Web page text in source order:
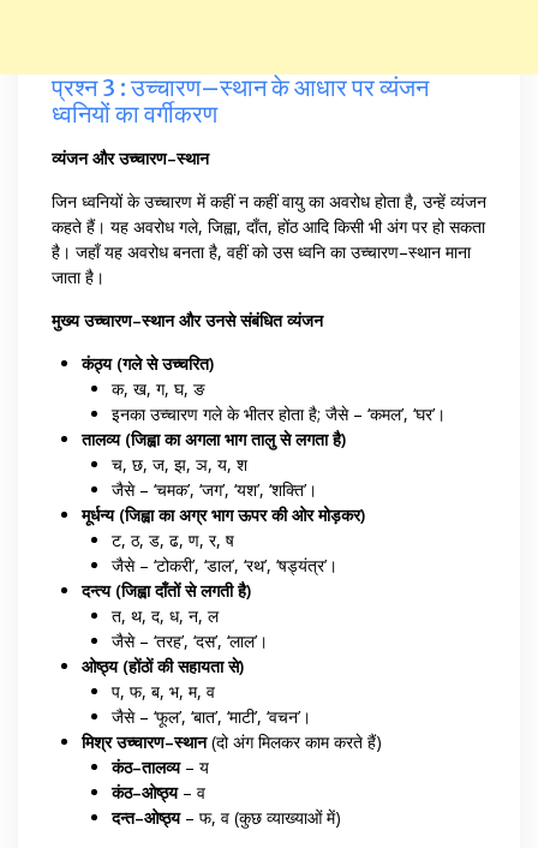
प्रश्न 3 : उच्चारण–स्थान के आधार पर व्यंजन
ध्वनियों का वर्गीकरण
व्यंजन और उच्चारण–स्थान
जिन ध्वनियों के उच्चारण में कहीं न कहीं वायु का अवरोध होता है, उन्हें व्यंजन
कहते हैं। यह अवरोध गले, जिह्वा, दाँत, होंठ आदि किसी भी अंग पर हो सकता
है। जहाँ यह अवरोध बनता है, वहीं को उस ध्वनि का उच्चारण–स्थान माना
जाता है।
मुख्य उच्चारण–स्थान और उनसे संबंधित व्यंजन
कंठ्य (गले से उच्चरित)
क, ख, ग, घ, ङ
इनका उच्चारण गले के भीतर होता है; जैसे – ‘कमल’, ‘घर’।
तालव्य (जिह्वा का अगला भाग तालु से लगता है)
च, छ, ज, झ, ञ, य, श
जैसे – ‘चमक’, ‘जग’, ‘यश’, ‘शक्ति’।
मूर्धन्य (जिह्वा का अग्र भाग ऊपर की ओर मोड़कर)
ट, ठ, ड, ढ, ण, र, ष
जैसे – ‘टोकरी’, ‘डाल’, ‘रथ’, ‘षड्यंत्र’।
दन्त्य (जिह्वा दाँतों से लगती है)
त, थ, द, ध, न, ल
जैसे – ‘तरह’, ‘दस’, ‘लाल’।
ओष्ठ्य (होंठों की सहायता से)
प, फ, ब, भ, म, व
जैसे – ‘फूल’, ‘बात’, ‘माटी’, ‘वचन’।
मिश्र उच्चारण–स्थान(दो अंग मिलकर काम करते हैं)
कंठ–तालव्य– य
कंठ–ओष्ठ्य– व
दन्त–ओष्ठ्य– फ, व (कुछ व्याख्याओं में)